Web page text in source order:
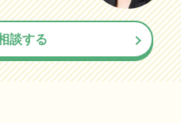
談する